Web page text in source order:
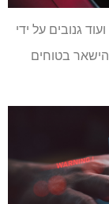
ועוד גנובים על ידי
בטוחים